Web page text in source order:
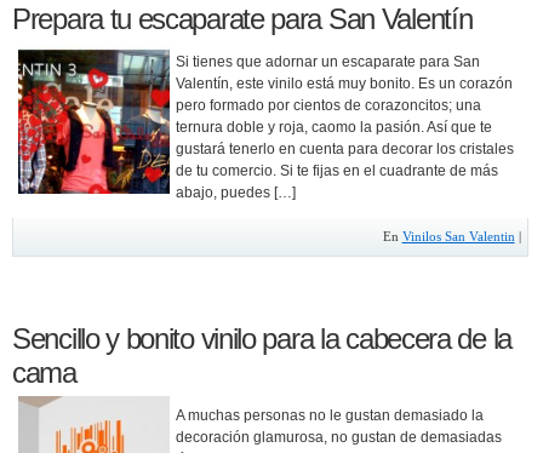
Prepara tu escaparate para San Valentín
Si tienes que adornar un escaparate para San
Valentín, este vinilo está muy bonito. Es un corazón
pero formado por cientos de corazoncitos; una
ternura doble y roja, caomo la pasión. Así que te
gustará tenerlo en cuenta para decorar los cristales
de tu comercio. Si te fijas en el cuadrante de más
abajo, puedes […]
En Vinilos San Valentin
Sencillo y bonito vinilo para la cabecera de la
cama
A muchas personas no le gustan demasiado la
decoración glamurosa, no gustan de demasiadas